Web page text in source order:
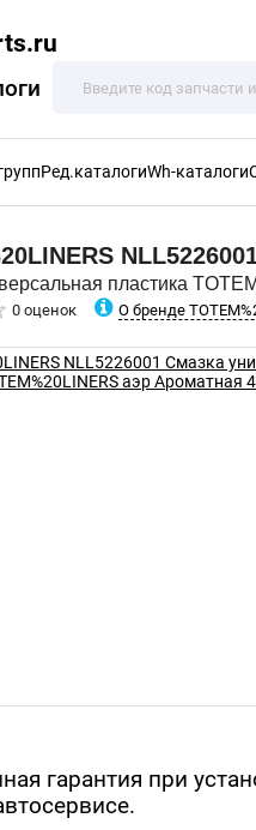
Ред.каталогиWh-каталоги
пластика
0 оценок О бренде
гарантия при